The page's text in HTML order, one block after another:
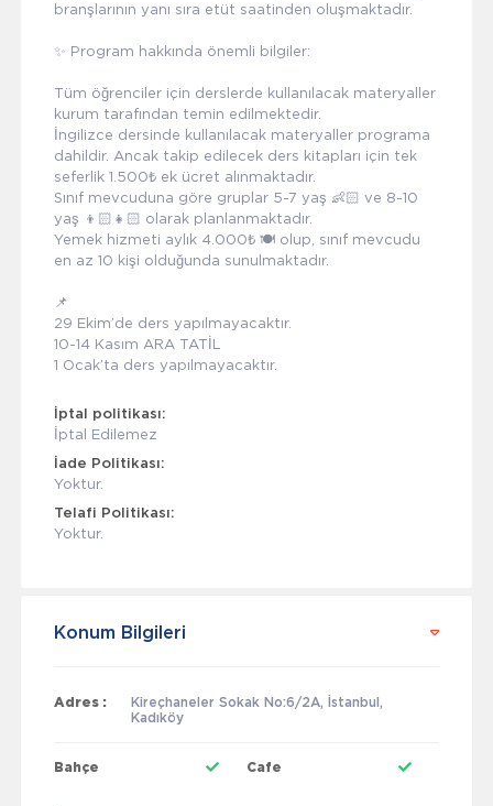
branşlarının yanı sıra etüt saatinden oluşmaktadır.
✨ Program hakkında önemli bilgiler:
Tüm öğrenciler için derslerde kullanılacak materyaller
kurum tarafından temin edilmektedir.
İngilizce dersinde kullanılacak materyaller programa
dahildir. Ancak takip edilecek ders kitapları için tek
seferlik 1.500₺ ek ücret alınmaktadır.
Sınıf mevcuduna göre gruplar 5-7 yaş 👶🏻 ve 8-10
yaş 👦🏻👧🏻 olarak planlanmaktadır.
Yemek hizmeti aylık 4.000₺ 🍽️ olup, sınıf mevcudu
en az 10 kişi olduğunda sunulmaktadır.
📌
29 Ekim’de ders yapılmayacaktır.
10-14 Kasım ARA TATİL
1 Ocak’ta ders yapılmayacaktır.
İptal politikası:
İptal Edilemez
İade Politikası:
Yoktur.
Telafi Politikası:
Yoktur.
Konum Bilgileri
Adres :
Kireçhaneler Sokak No:6/2A, İstanbul,
Kadıköy
Bahçe Cafe